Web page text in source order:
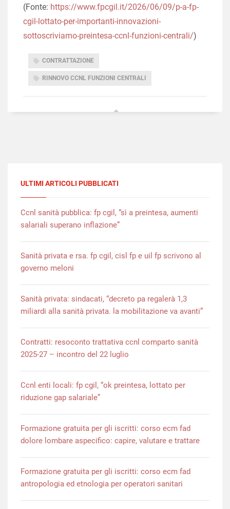
(Fonte: https://www.fpcgil.it/2026/06/09/p-a-fp-
cgil-lottato-per-importanti-innovazioni-
sottoscriviamo-preintesa-ccnl-funzioni-centrali/)
CONTRATTAZIONE
RINNOVO CCNL FUNZIONI CENTRALI
ULTIMI ARTICOLI PUBBLICATI
Ccnl sanità pubblica: fp cgil, “sì a preintesa, aumenti
salariali superano inflazione”
Sanità privata e rsa. fp cgil, cisl fp e uil fp scrivono al
governo meloni
Sanità privata: sindacati, “decreto pa regalerà 1,3
miliardi alla sanità privata. la mobilitazione va avanti”
Contratti: resoconto trattativa ccnl comparto sanità
2025-27 – incontro del 22 luglio
Ccnl enti locali: fp cgil, “ok preintesa, lottato per
riduzione gap salariale”
Formazione gratuita per gli iscritti: corso ecm fad
dolore lombare aspecifico: capire, valutare e trattare
Formazione gratuita per gli iscritti: corso ecm fad
antropologia ed etnologia per operatori sanitari